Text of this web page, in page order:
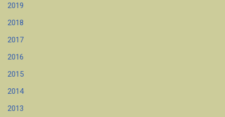
2019
2018
2017
2016
2015
2014
2013